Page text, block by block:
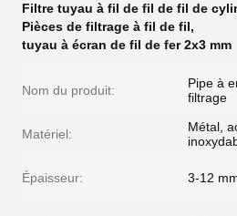
Filtre tuyau à fil de fil de fil de
Pièces de filtrage à fil de fil,
tuyau à écran de fil de fer 2x3 mm
Nom du produit:
Pipe à
filtrage
Matériel:
Métal,
Épaisseur: 3-12